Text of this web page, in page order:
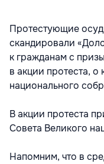
Протестующие
скандировали
к гражданам с
в акции протеста,
национального
В акции протеста
Совета Великого
Напомним, что в